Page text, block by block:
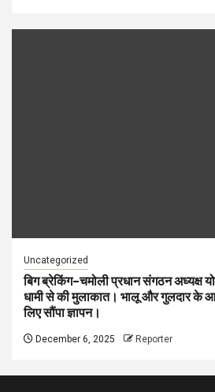
Uncategorized
बिग ब्रेकिंग–चमोली प्रधान संगठन अध्यक्ष
धामी से की मुलाकात। भालू और गुलदार के
लिए सौंपा ज्ञापन।
December 6, 2025 Reporter